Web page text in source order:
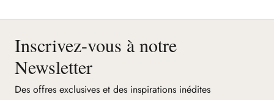
Inscrivez-vous à notre
Newsletter
Des offres exclusives et des inspirations inédites